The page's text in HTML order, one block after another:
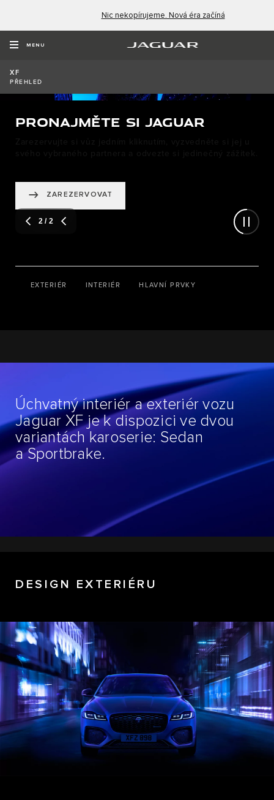
Nic nekopírujeme. Nová éra začíná
MENU
XF
PŘEHLED
2 / 2
PRONAJMĚTE SI JAGUAR
ZAREZERVOVAT
EXTERIÉR INTERIÉR HLAVNÍ PRVKY
Úchvatný interiér a exteriér vozu
Jaguar XF je k dispozici ve dvou
variantách karoserie: Sedan
a Sportbrake.
DESIGN EXTERIÉRU